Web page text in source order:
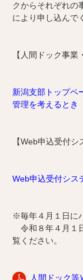
クからそれぞれの
により申し込んで
【人間ドック事業
新潟支部トップ
管理を考えるとき
【Web申込受付シ
Web申込受付シ
※毎年４月１日に
令和８年４月１
覧ください。
人間ドック等